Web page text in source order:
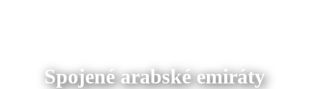
Spojené arabské emiráty